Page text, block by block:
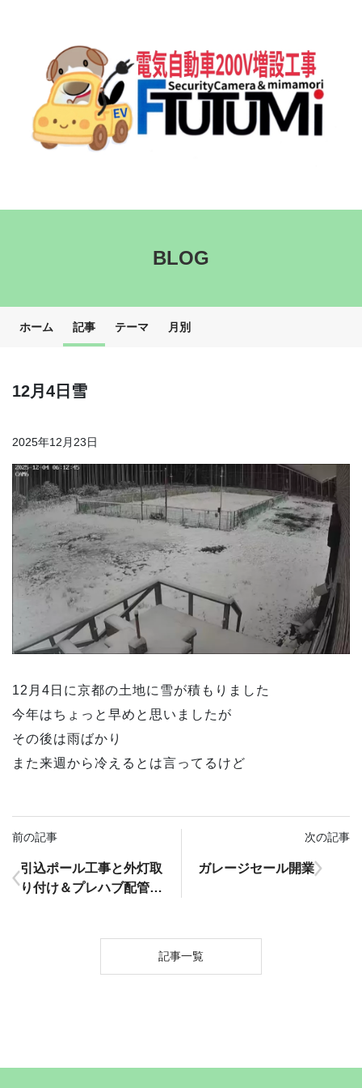
BLOG
ホーム 記事 テーマ 月別
12月4日雪
2025年12月23日
12月4日に京都の土地に雪が積もりました
今年はちょっと早めと思いましたが
その後は雨ばかり
また来週から冷えるとは言ってるけど
前の記事
引込ポール工事と外灯取
り付け＆プレハブ配管送
次の記事
ガレージセール開業
記事一覧